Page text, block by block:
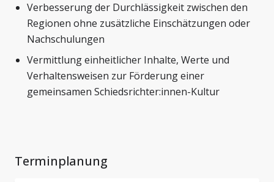
Verbesserung der Durchlässigkeit zwischen den
Regionen ohne zusätzliche Einschätzungen oder
Nachschulungen
Vermittlung einheitlicher Inhalte, Werte und
Verhaltensweisen zur Förderung einer
gemeinsamen Schiedsrichter:innen-Kultur
Terminplanung